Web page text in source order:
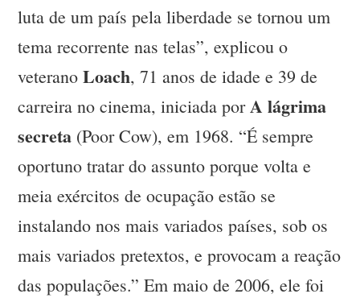
luta de um país pela liberdade se tornou um
tema recorrente nas telas”, explicou o
veteranoLoach, 71 anos de idade e 39 de
carreira no cinema, iniciada porA lágrima
secreta (Poor Cow), em 1968. “É sempre
oportuno tratar do assunto porque volta e
meia exércitos de ocupação estão se
instalando nos mais variados países, sob os
mais variados pretextos, e provocam a reação
das populações.” Em maio de 2006, ele foi